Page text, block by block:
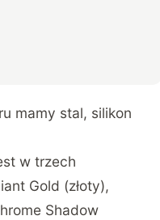
mamy stal, silikon
w trzech
Gold (złoty),
Shadow